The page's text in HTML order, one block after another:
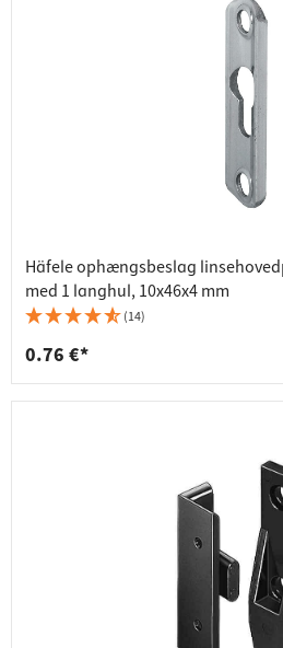
Häfele ophængsbeslag
med 1 langhul, 10x46x4 mm
(14)
0.76 €*